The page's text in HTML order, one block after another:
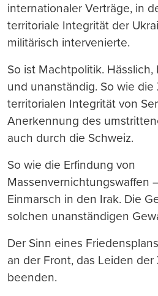
internationaler Verträge, in
territoriale Integrität der
militärisch intervenierte.
So ist Machtpolitik.
und unanständig. So wie
territorialen Integrität von
Anerkennung des
auch durch die Schweiz.
So wie die Erfindung von
Massenvernichtungswaffen
Einmarsch in den Irak. Die
solchen unanständigen
Der Sinn eines
an der Front, das Leiden der
beenden.